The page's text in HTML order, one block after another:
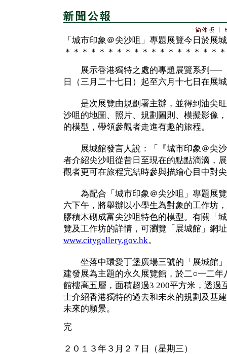
「城市印象＠尖沙咀」專題展覽今日於展
＊＊＊＊＊＊＊＊＊＊＊＊＊＊＊＊＊＊
展示香港獨特之處的專題展覽系列──
日（三月二十七日）起至六月十七日在展
是次展覽由規劃署主辦，並得到油尖旺
沙咀的地圖、照片、規劃圖則、模擬影像
的模型，帶領參觀者走進有趣的旅程。
展城館發言人說：「『城市印象＠尖沙
者介紹尖沙咀從昔日至現在的點點滴滴，
觀者更可在旅程完結時參與描繪心目中對
為配合「城市印象＠尖沙咀」專題展覽
六下午，將舉辦以小學生為對象的工作坊
膠積木砌成富尖沙咀特色的模型。有關「
覽及工作坊的詳情，可瀏覽「展城館」網
www.citygallery.gov.hk。
坐落中環愛丁堡廣場三號的「展城館」
建發展為主題的永久展覽館，於二○一二
館樓高五層，面積超過3 200平方米，透過
士介紹香港獨特的過去和未來的規劃及基
未來的願景。
完
２０１３年３月２７日（星期三）